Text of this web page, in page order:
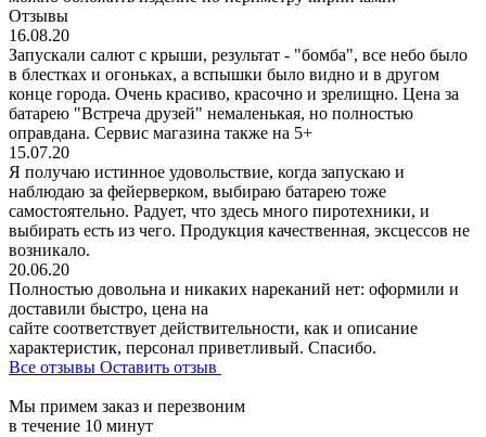
Отзывы
16.08.20
Запускали салют с крыши, результат - "бомба", все небо было
в блестках и огоньках, а вспышки было видно и в другом
конце города. Очень красиво, красочно и зрелищно. Цена за
батарею "Встреча друзей" немаленькая, но полностью
оправдана. Сервис магазина также на 5+
15.07.20
Я получаю истинное удовольствие, когда запускаю и
наблюдаю за фейерверком, выбираю батарею тоже
самостоятельно. Радует, что здесь много пиротехники, и
выбирать есть из чего. Продукция качественная, эксцессов не
возникало.
20.06.20
Полностью довольна и никаких нареканий нет: оформили и
доставили быстро, цена на
сайте соответствует действительности, как и описание
характеристик, персонал приветливый. Спасибо.
Все отзывы Оставить отзыв
Мы примем заказ и перезвоним
в течение 10 минут